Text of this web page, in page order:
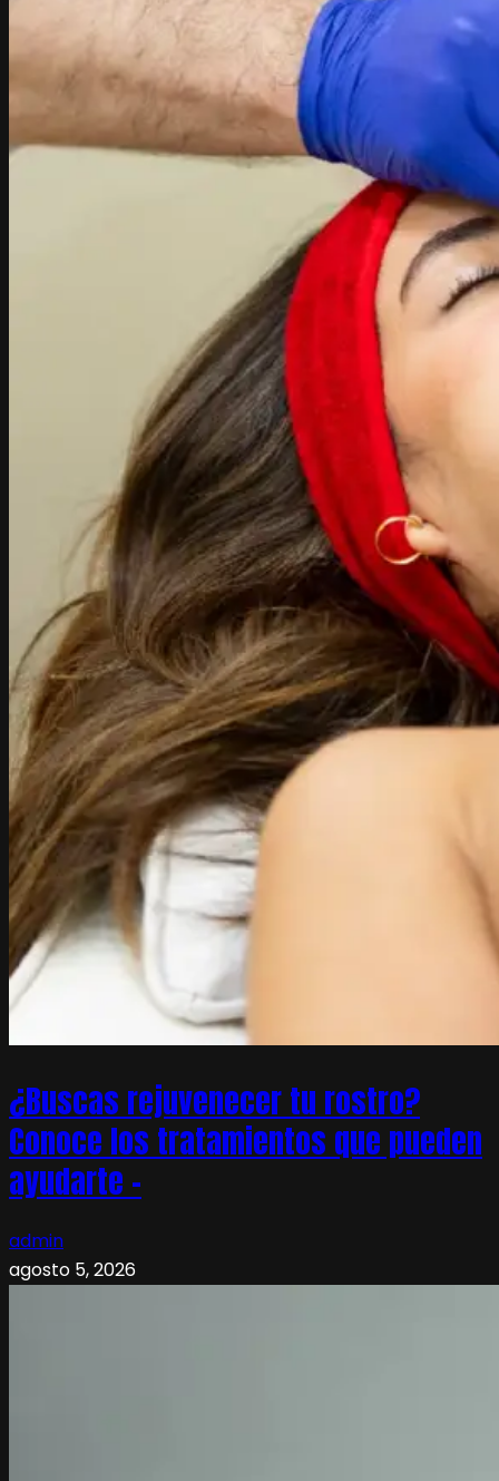
¿Buscas rejuvenecer tu rostro?
Conoce los tratamientos que pueden
ayudarte –
admin
agosto 5, 2026